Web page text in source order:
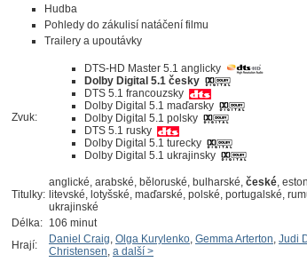
Hudba
Pohledy do zákulisí natáčení filmu
Trailery a upoutávky
Zvuk:
DTS-HD Master 5.1 anglicky
Dolby Digital 5.1 česky
DTS 5.1 francouzsky
Dolby Digital 5.1 maďarsky
Dolby Digital 5.1 polsky
DTS 5.1 rusky
Dolby Digital 5.1 turecky
Dolby Digital 5.1 ukrajinsky
Titulky:
anglické, arabské, běloruské, bulharské, české,
litevské, lotyšské, maďarské, polské, portugalské,
ukrajinské
Délka: 106 minut
Hrají:
Daniel Craig, Olga Kurylenko, Gemma Arterton, Judi
Christensen, a další >